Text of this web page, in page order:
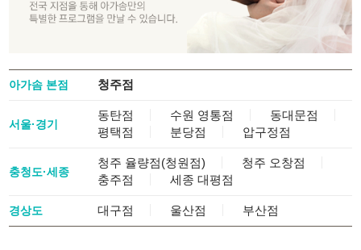
아가솜 본점 청주점
서울·경기
동탄점 수원 영통점
동대문점
평택점
분당점 압구정점
충청도·세종
청주 율량점(청원점)
청주 오창점
충주점
세종 대평점
경상도 대구점 울산점 부산점